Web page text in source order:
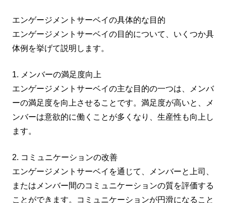
エンゲージメントサーベイの具体的な目的
エンゲージメントサーベイの目的について、いくつか具
体例を挙げて説明します。
1. メンバーの満足度向上
エンゲージメントサーベイの主な目的の一つは、メンバ
ーの満足度を向上させることです。満足度が高いと、メ
ンバーは意欲的に働くことが多くなり、生産性も向上し
ます。
2. コミュニケーションの改善
エンゲージメントサーベイを通じて、メンバーと上司、
またはメンバー間のコミュニケーションの質を評価する
ことができます。コミュニケーションが円滑になること